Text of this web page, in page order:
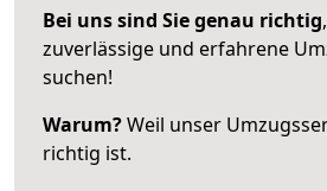
Bei uns sind Sie genau richtig
zuverlässige und erfahrene
suchen!
Warum?Weil unser
richtig ist.